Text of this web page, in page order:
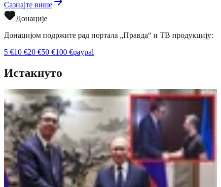
Сазнајте више
Донације
Донацијом подржите рад портала „Правда“ и ТВ продукцију:
5 €10 €20 €50 €100 €paypal
Истакнуто